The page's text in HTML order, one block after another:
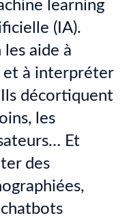
learning
(IA).
aide à
et à interpréter
Ils décortiquent
les
Et
des